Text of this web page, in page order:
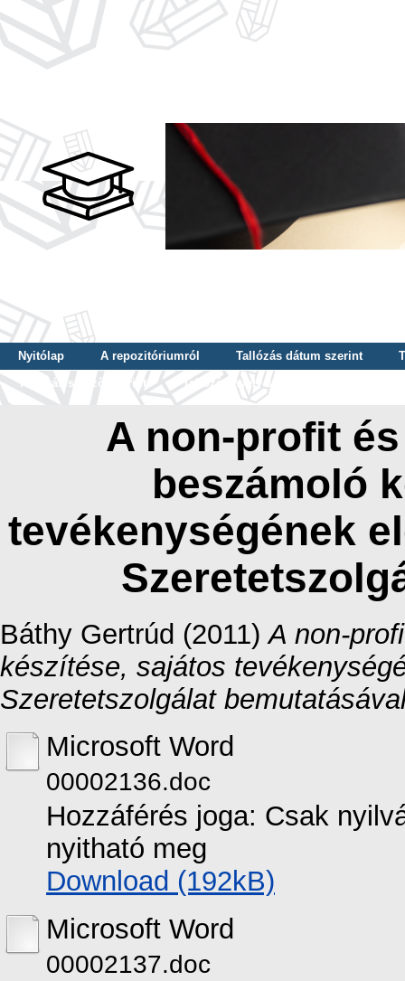
Nyitólap A repozitóriumról Tallózás dátum szerint
Tallózás szerző szerint
Tallózás nyelv szerint
A non-profit
beszámoló
tevékenységének
Báthy Gertrúd (2011)A non-
készítése, sajátos
Szeretetszolgálat
Microsoft Word
00002136.doc
Hozzáférés joga: Csak
nyitható meg
Download (192kB)
Microsoft Word
00002137.doc